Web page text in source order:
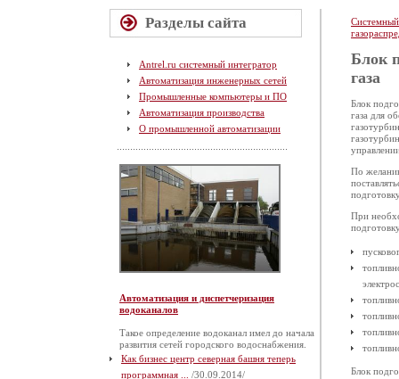
Разделы сайта
Antrel.ru системный интегратор
Автоматизация инженерных сетей
Промышленные компьютеры и ПО
Автоматизация производства
О промышленной автоматизации
Автоматизация и диспетчеризация
водоканалов
Такое определение водоканал имел до начала
развития сетей городского водоснабжения.
Как бизнес центр северная башня теперь
программная ...
/30.09.2014/
Блок
газа
Блок
газа для
По
При
Блок